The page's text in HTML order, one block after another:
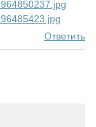
Ответить